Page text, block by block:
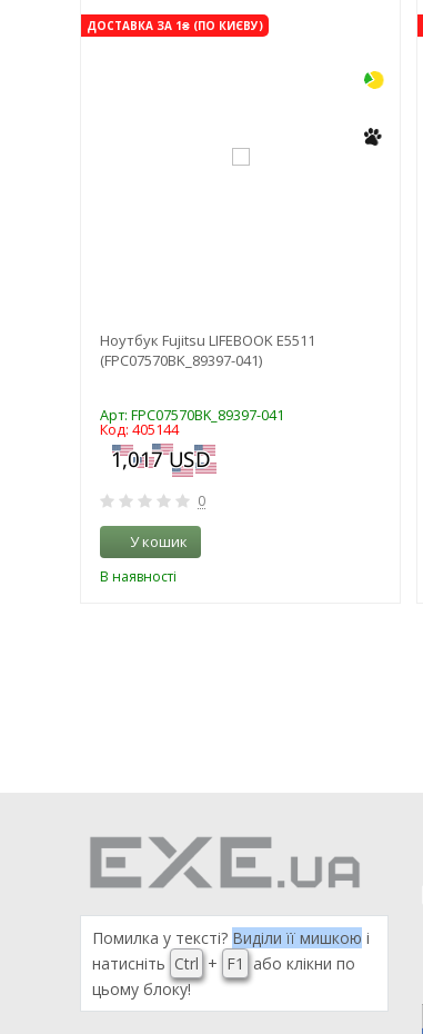
ДОСТАВКА ЗА 1₴ (ПО КИЄВУ)
Ноутбук Fujitsu LIFEBOOK E5511
(FPC07570BK_89397-041)
Арт: FPC07570BK_89397-041
Код: 405144
0
У кошик
В наявності
Помилка у тексті? Виділи її мишкою і
натисніть Ctrl + F1
або клікни по
цьому блоку!